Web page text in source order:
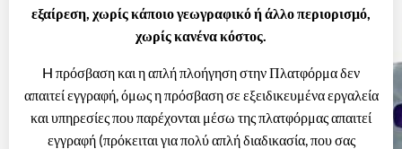
εξαίρεση, χωρίς κάποιο γεωγραφικό ή άλλο περιορισμό,
χωρίς κανένα κόστος.
H πρόσβαση και η απλή πλοήγηση στην Πλατφόρμα δεν
απαιτεί εγγραφή, όμως η πρόσβαση σε εξειδικευμένα εργαλεία
και υπηρεσίες που παρέχονται μέσω της πλατφόρμας απαιτεί
εγγραφή (πρόκειται για πολύ απλή διαδικασία, που σας